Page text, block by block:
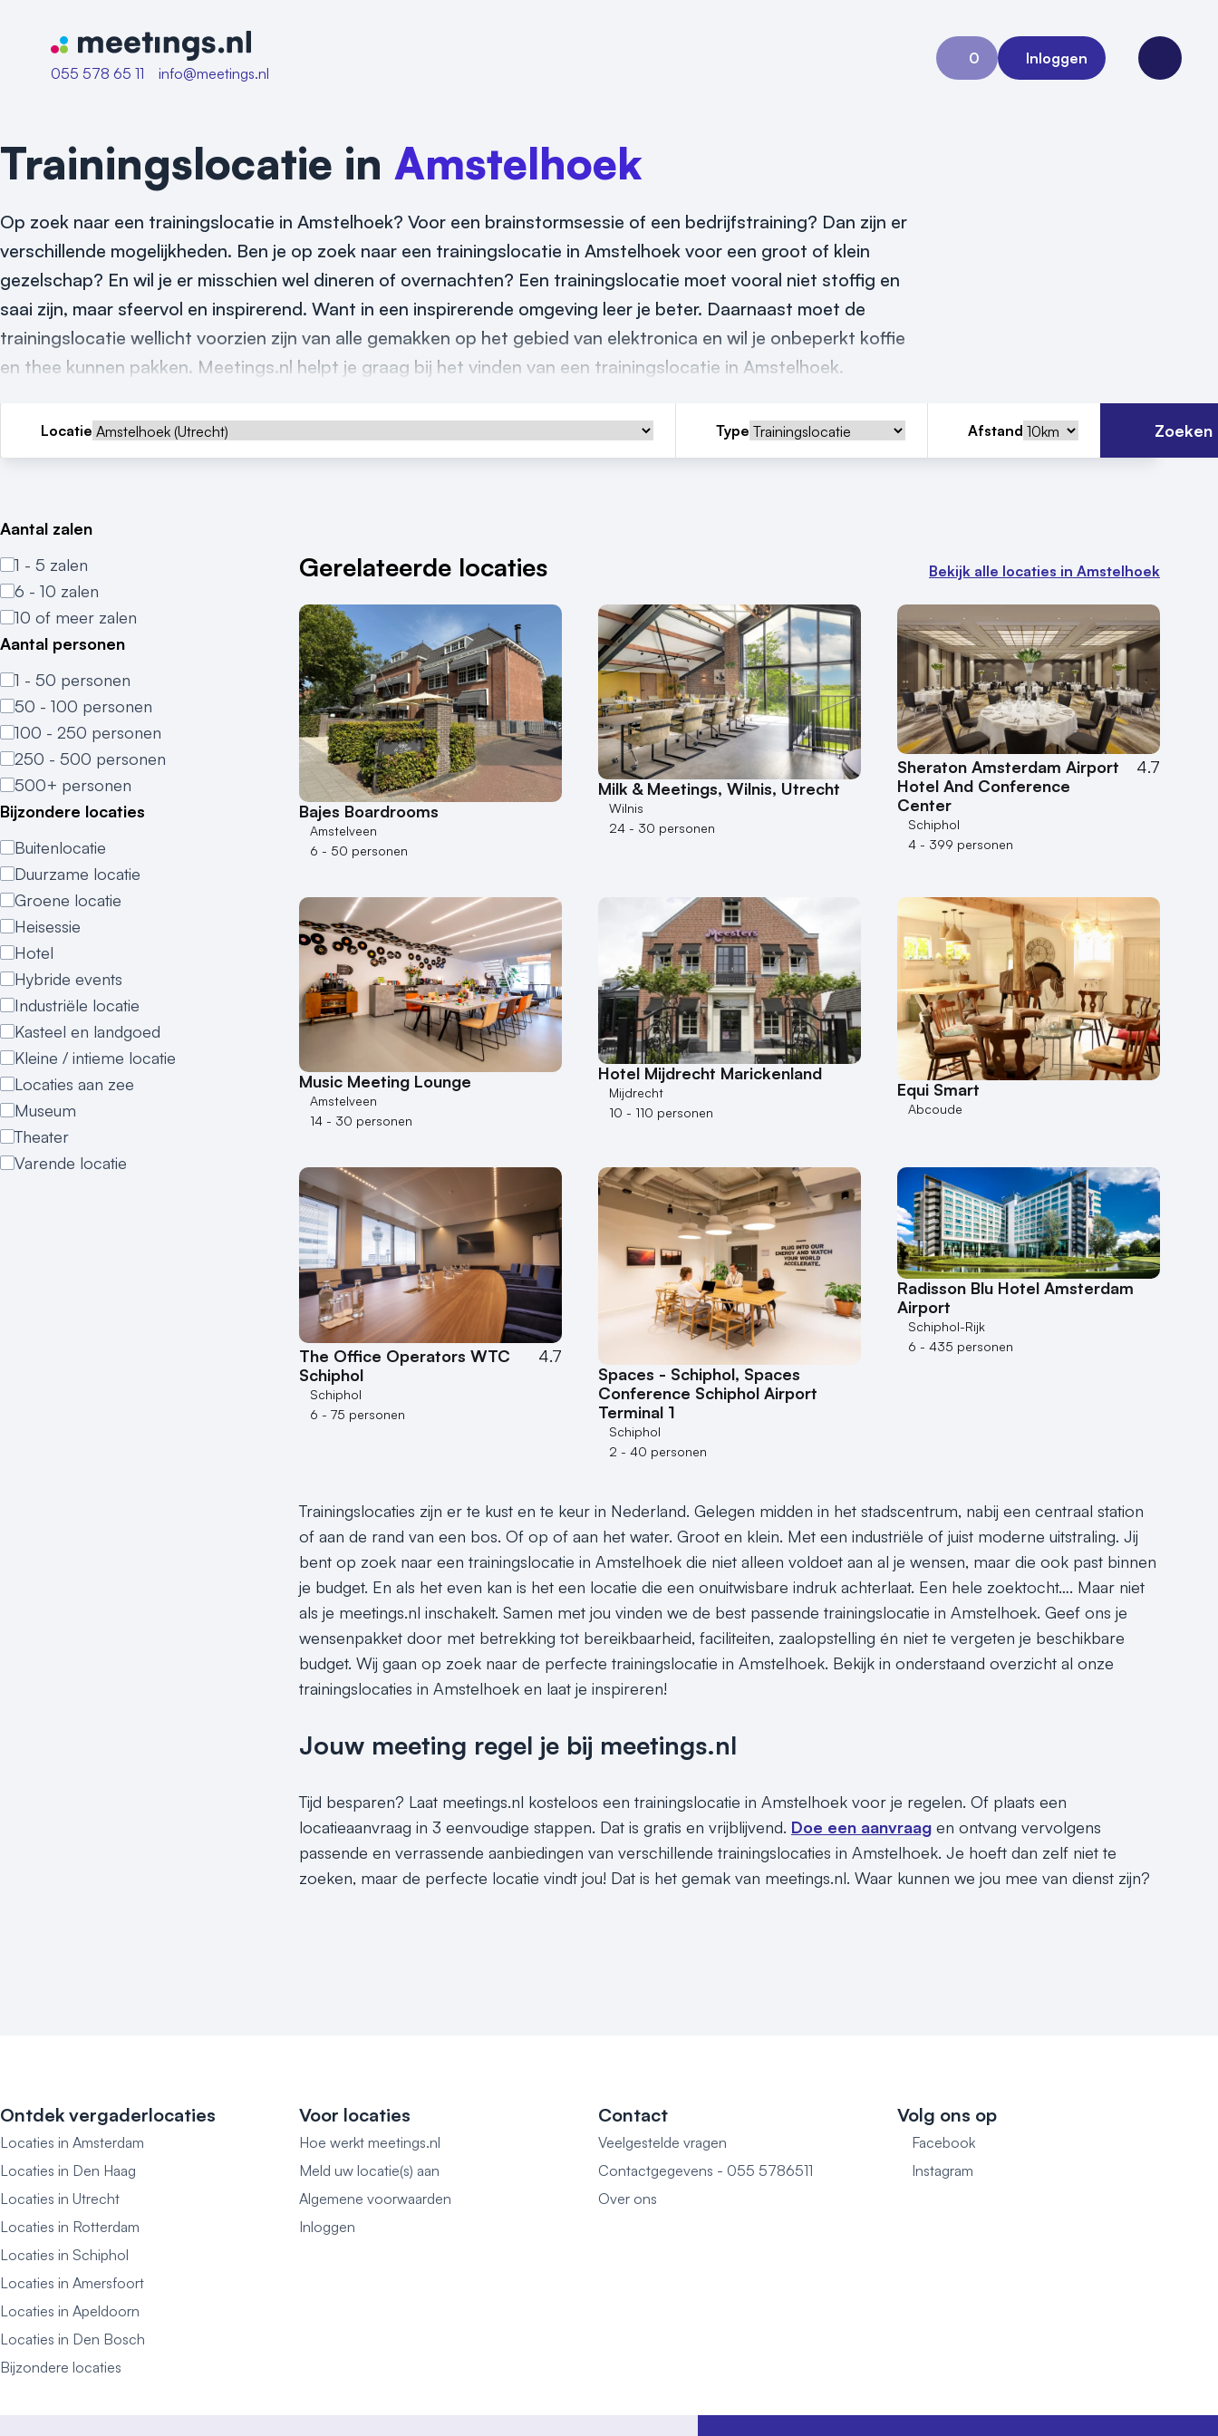
Naar home van Meetings
055 578 65 11
info@meetings.nl
0
Aanvraag 0
Inloggen
Open
Trainingslocatie in Amstelhoek
Op zoek naar een trainingslocatie in Amstelhoek? Voor een brainstormsessie of een bedrijfstraining? Dan zijn er
verschillende mogelijkheden. Ben je op zoek naar een trainingslocatie in Amstelhoek voor een groot of klein
gezelschap? En wil je er misschien wel dineren of overnachten? Een trainingslocatie moet vooral niet stoffig en
saai zijn, maar sfeervol en inspirerend. Want in een inspirerende omgeving leer je beter. Daarnaast moet de
trainingslocatie wellicht voorzien zijn van alle gemakken op het gebied van elektronica en wil je onbeperkt koffie
en thee kunnen pakken. Meetings.nl helpt je graag bij het vinden van een trainingslocatie in Amstelhoek.
Locatie Type Afstand Zoeken
Aantal zalen
1 - 5 zalen
6 - 10 zalen
10 of meer zalen
Aantal personen
1 - 50 personen
50 - 100 personen
100 - 250 personen
250 - 500 personen
500+ personen
Bijzondere locaties
Buitenlocatie
Duurzame locatie
Groene locatie
Heisessie
Hotel
Hybride events
Industriële locatie
Kasteel en landgoed
Kleine / intieme locatie
Locaties aan zee
Museum
Theater
Varende locatie
Gerelateerde locaties Bekijk alle locaties in Amstelhoek
Bajes Boardrooms
Amstelveen
6 - 50 personen
Milk & Meetings, Wilnis, Utrecht
Wilnis
24 - 30 personen
Sheraton Amsterdam Airport
Hotel And Conference
Center
4.7
Schiphol
4 - 399 personen
Music Meeting Lounge
Amstelveen
14 - 30 personen
Hotel Mijdrecht Marickenland
Mijdrecht
10 - 110 personen
Equi Smart
Abcoude
The Office Operators WTC
Schiphol
4.7
Schiphol
6 - 75 personen
Spaces - Schiphol, Spaces
Conference Schiphol Airport
Terminal 1
Schiphol
2 - 40 personen
Radisson Blu Hotel Amsterdam
Airport
Schiphol-Rijk
6 - 435 personen
Trainingslocaties zijn er te kust en te keur in Nederland. Gelegen midden in het stadscentrum, nabij een centraal station
of aan de rand van een bos. Of op of aan het water. Groot en klein. Met een industriële of juist moderne uitstraling. Jij
bent op zoek naar een trainingslocatie in Amstelhoek die niet alleen voldoet aan al je wensen, maar die ook past binnen
je budget. En als het even kan is het een locatie die een onuitwisbare indruk achterlaat. Een hele zoektocht…. Maar niet
als je meetings.nl inschakelt. Samen met jou vinden we de best passende trainingslocatie in Amstelhoek. Geef ons je
wensenpakket door met betrekking tot bereikbaarheid, faciliteiten, zaalopstelling én niet te vergeten je beschikbare
budget. Wij gaan op zoek naar de perfecte trainingslocatie in Amstelhoek. Bekijk in onderstaand overzicht al onze
trainingslocaties in Amstelhoek en laat je inspireren!
Jouw meeting regel je bij meetings.nl
Tijd besparen? Laat meetings.nl kosteloos een trainingslocatie in Amstelhoek voor je regelen. Of plaats een
locatieaanvraag in 3 eenvoudige stappen. Dat is gratis en vrijblijvend. Doe een aanvraag en ontvang vervolgens
passende en verrassende aanbiedingen van verschillende trainingslocaties in Amstelhoek. Je hoeft dan zelf niet te
zoeken, maar de perfecte locatie vindt jou! Dat is het gemak van meetings.nl. Waar kunnen we jou mee van dienst zijn?
Ontdek vergaderlocaties
Locaties in Amsterdam
Locaties in Den Haag
Locaties in Utrecht
Locaties in Rotterdam
Locaties in Schiphol
Locaties in Amersfoort
Locaties in Apeldoorn
Locaties in Den Bosch
Bijzondere locaties
Voor locaties
Hoe werkt meetings.nl
Meld uw locatie(s) aan
Algemene voorwaarden
Inloggen
Contact
Veelgestelde vragen
Contactgegevens - 055 5786511
Over ons
Volg ons op
Facebook
Instagram